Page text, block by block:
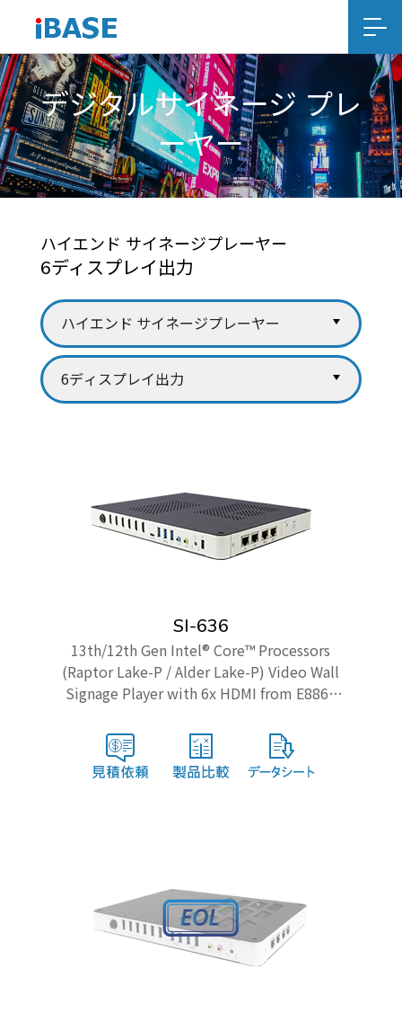
デジタルサイネージ プレ
ーヤー
ハイエンド サイネージプレーヤー
6ディスプレイ出力
SI-636
13th/12th Gen Intel® Core™ Processors
(Raptor Lake-P / Alder Lake-P) Video Wall
Signage Player with 6x HDMI from E8860